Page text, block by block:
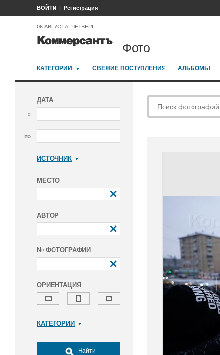
ВОЙТИ Регистрация
06 АВГУСТА, ЧЕТВЕРГ
Фото
КАТЕГОРИИ СВЕЖИЕ ПОСТУПЛЕНИЯ АЛЬБОМЫ
ДАТА
с
по
ИСТОЧНИК
МЕСТО
АВТОР
№ ФОТОГРАФИИ
ОРИЕНТАЦИЯ
КАТЕГОРИИ
Досуг, туризм и отдых
Найти